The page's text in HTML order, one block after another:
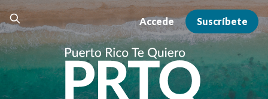
Accede Suscríbete